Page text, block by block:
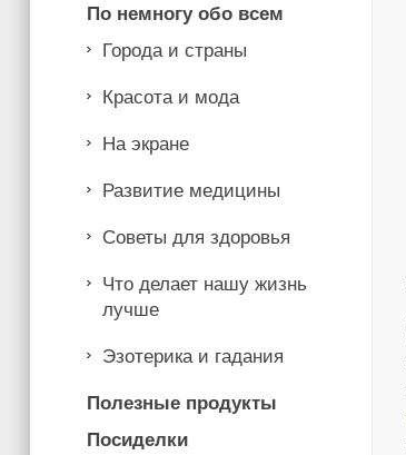
По немногу обо всем
Города и страны
Красота и мода
На экране
Развитие медицины
Советы для здоровья
Что делает нашу жизнь
лучше
Эзотерика и гадания
Полезные продукты
Посиделки